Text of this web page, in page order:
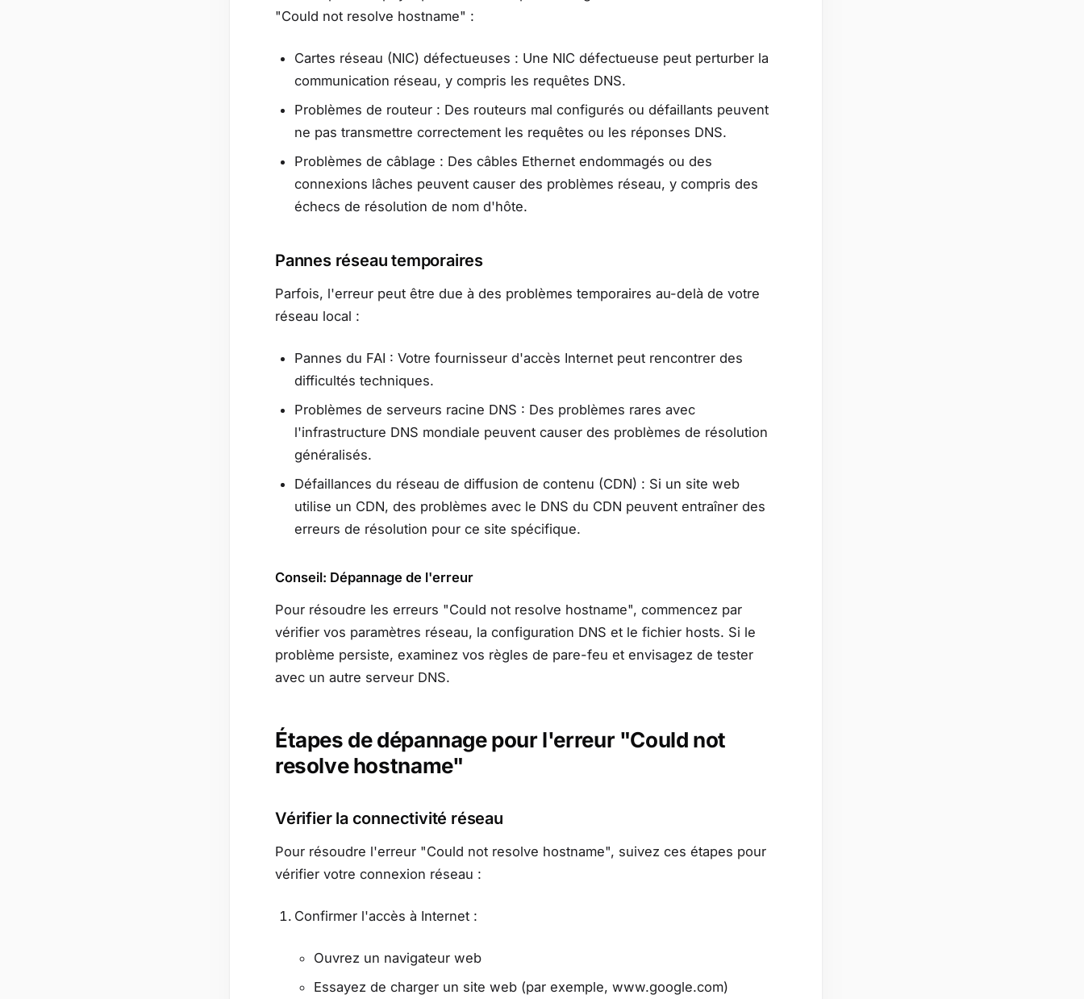
"Could not resolve hostname" :
Cartes réseau (NIC) défectueuses : Une NIC défectueuse peut perturber la
communication réseau, y compris les requêtes DNS.
Problèmes de routeur : Des routeurs mal configurés ou défaillants peuvent
ne pas transmettre correctement les requêtes ou les réponses DNS.
Problèmes de câblage : Des câbles Ethernet endommagés ou des
connexions lâches peuvent causer des problèmes réseau, y compris des
échecs de résolution de nom d'hôte.
Pannes réseau temporaires
Parfois, l'erreur peut être due à des problèmes temporaires au-delà de votre
réseau local :
Pannes du FAI : Votre fournisseur d'accès Internet peut rencontrer des
difficultés techniques.
Problèmes de serveurs racine DNS : Des problèmes rares avec
l'infrastructure DNS mondiale peuvent causer des problèmes de résolution
généralisés.
Défaillances du réseau de diffusion de contenu (CDN) : Si un site web
utilise un CDN, des problèmes avec le DNS du CDN peuvent entraîner des
erreurs de résolution pour ce site spécifique.
Conseil: Dépannage de l'erreur
Pour résoudre les erreurs "Could not resolve hostname", commencez par
vérifier vos paramètres réseau, la configuration DNS et le fichier hosts. Si le
problème persiste, examinez vos règles de pare-feu et envisagez de tester
avec un autre serveur DNS.
Étapes de dépannage pour l'erreur "Could not
resolve hostname"
Vérifier la connectivité réseau
Pour résoudre l'erreur "Could not resolve hostname", suivez ces étapes pour
vérifier votre connexion réseau :
Confirmer l'accès à Internet :
Ouvrez un navigateur web
Essayez de charger un site web (par exemple, www.google.com)